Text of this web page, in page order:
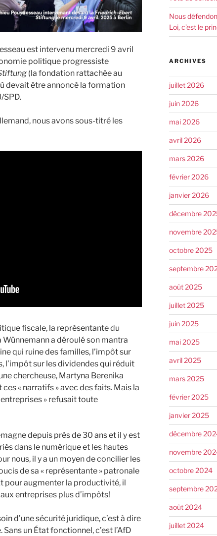
est intervenu mercredi 9 avril
politique progressiste
(la fondation rattachée au
devait être annoncé la formation
SPD.
nous avons sous-titré les
fiscale, la représentante du
a déroulé son mantra
qui ruine des familles, l’impôt sur
l’impôt sur les dividendes qui réduit
chercheuse, Martyna Berenika
« narratifs » avec des faits. Mais la
» refusait toute
depuis près de 30 ans et il y est
dans le numérique et les hautes
nous, il y a un moyen de concilier les
de sa « représentante » patronale
pour augmenter la productivité, il
entreprises plus d’impôts!
d’une sécurité juridique, c’est à dire
un État fonctionnel, c’est l’AfD
Nous
Loi, c’est le
ARCHIVES
juillet 2026
juin 2026
mai 2026
avril 2026
mars 2026
février 2026
janvier 2026
décembre
novembre
octobre 2025
septembre
août 2025
juillet 2025
juin 2025
mai 2025
avril 2025
mars 2025
février 2025
janvier 2025
décembre
novembre
octobre 2024
septembre
août 2024
juillet 2024